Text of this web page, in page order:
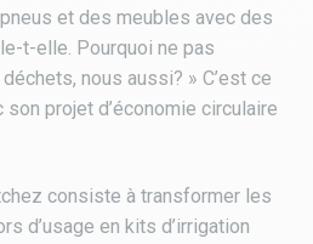
et des meubles avec des
t-elle. Pourquoi ne pas
nous aussi? » C’est ce
son projet d’économie circulaire
consiste à transformer les
d’usage en kits d’irrigation